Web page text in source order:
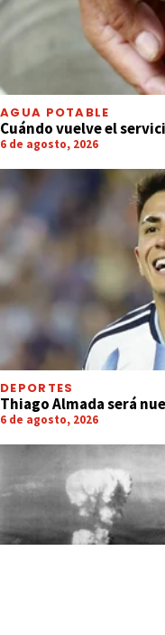
AGUA POTABLE
Cuándo vuelve el
6 de agosto, 2026
DEPORTES
Thiago Almada será
6 de agosto, 2026